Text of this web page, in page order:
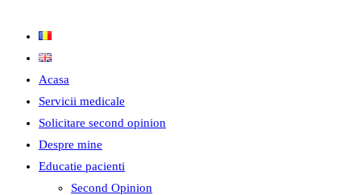
Acasa
Servicii medicale
Solicitare second opinion
Despre mine
Educatie pacienti
Second Opinion